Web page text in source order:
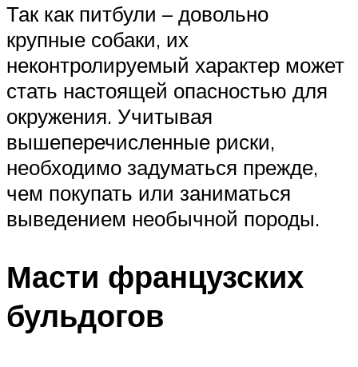
Так как питбули – довольно
крупные собаки, их
неконтролируемый характер может
стать настоящей опасностью для
окружения. Учитывая
вышеперечисленные риски,
необходимо задуматься прежде,
чем покупать или заниматься
выведением необычной породы.
Масти французских
бульдогов